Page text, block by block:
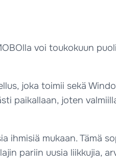
voi toukokuun
joka toimii sekä
paikallaan, joten
mukaan. Tämä
pariin uusia liikkujia,